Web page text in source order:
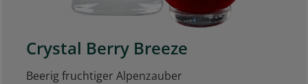
Crystal Berry Breeze
Beerig fruchtiger Alpenzauber